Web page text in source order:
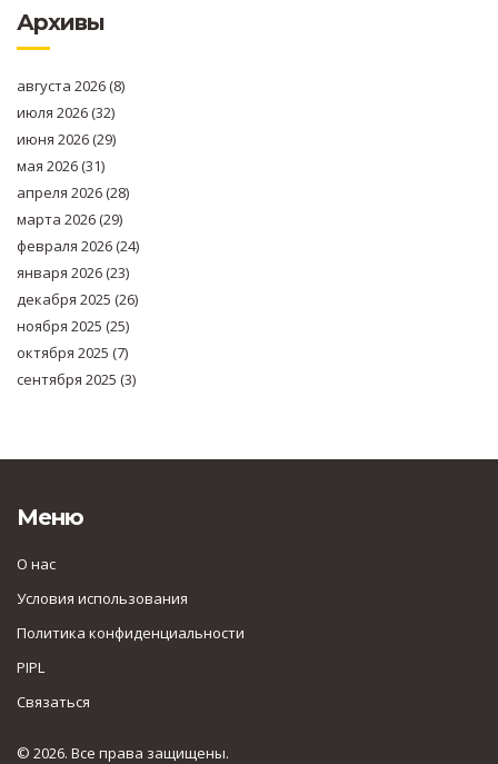
Архивы
августа 2026(8)
июля 2026(32)
июня 2026(29)
мая 2026(31)
апреля 2026(28)
марта 2026(29)
февраля 2026(24)
января 2026(23)
декабря 2025 (26)
ноября 2025 (25)
октября 2025 (7)
сентября 2025 (3)
Меню
О нас
Условия использования
Политика конфиденциальности
PIPL
Связаться
© 2026. Все права защищены.